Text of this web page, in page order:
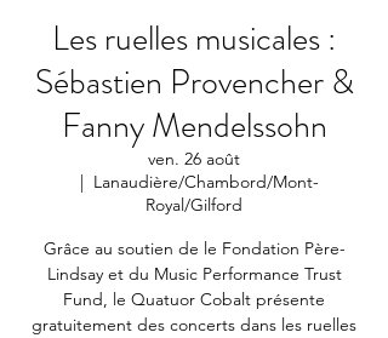
Les ruelles musicales :
Sébastien Provencher &
Fanny Mendelssohn
ven. 26 août
  |
Lanaudière/Chambord/Mont-
Royal/Gilford
Grâce au soutien de le Fondation Père-
Lindsay et du Music Performance Trust
Fund, le Quatuor Cobalt présente
gratuitement des concerts dans les ruelles